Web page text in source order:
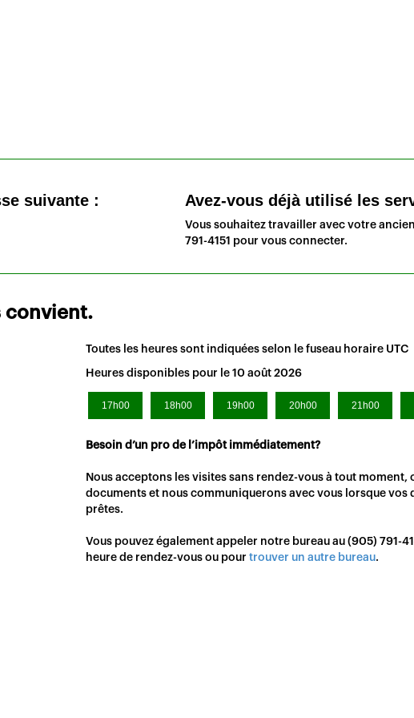
suivante : Avez-vous déjà utilisé les
Vous souhaitez travailler avec votre
791-4151 pour vous connecter.
convient.
Toutes les heures sont indiquées selon le fuseau horaire UTC
Heures disponibles pour le10 août 2026
17h00 18h00 19h00 20h00 21h00
Besoin d’un pro de l’impôt immédiatement?
Nous acceptons les visites sans rendez-vous à tout moment,
documents et nous communiquerons avec vous lorsque vos
prêtes.
Vous pouvez également appeler notre bureau au(905) 791-
heure de rendez-vous ou pourtrouver un autre bureau.